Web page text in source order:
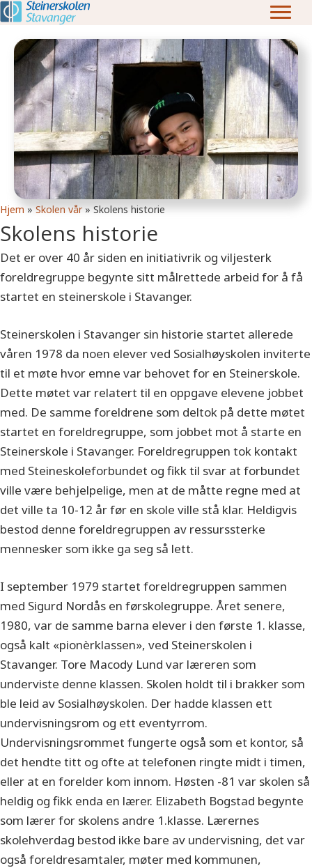
Hjem »Skolen vår»Skolens historie
Skolens historie
Det er over 40 år siden en initiativrik og viljesterk
foreldregruppe begynte sitt målrettede arbeid for å få
startet en steinerskole i Stavanger.
Steinerskolen i Stavanger sin historie startet allerede
våren 1978 da noen elever ved Sosialhøyskolen inviterte
til et møte hvor emne var behovet for en Steinerskole.
Dette møtet var relatert til en oppgave elevene jobbet
med. De samme foreldrene som deltok på dette møtet
startet en foreldregruppe, som jobbet mot å starte en
Steinerskole i Stavanger. Foreldregruppen tok kontakt
med Steineskoleforbundet og fikk til svar at forbundet
ville være behjelpelige, men at de måtte regne med at
det ville ta 10-12 år før en skole ville stå klar. Heldigvis
bestod denne foreldregruppen av ressurssterke
mennesker som ikke ga seg så lett.
I september 1979 startet foreldregruppen sammen
med Sigurd Nordås en førskolegruppe. Året senere,
1980, var de samme barna elever i den første 1. klasse,
også kalt «pionèrklassen», ved Steinerskolen i
Stavanger. Tore Macody Lund var læreren som
underviste denne klassen. Skolen holdt til i brakker som
ble leid av Sosialhøyskolen. Der hadde klassen ett
undervisningsrom og ett eventyrrom.
Undervisningsrommet fungerte også som et kontor, så
det hendte titt og ofte at telefonen ringte midt i timen,
eller at en forelder kom innom. Høsten -81 var skolen så
heldig og fikk enda en lærer. Elizabeth Bogstad begynte
som lærer for skolens andre 1.klasse. Lærernes
skolehverdag bestod ikke bare av undervisning, det var
også foreldresamtaler, møter med kommunen,